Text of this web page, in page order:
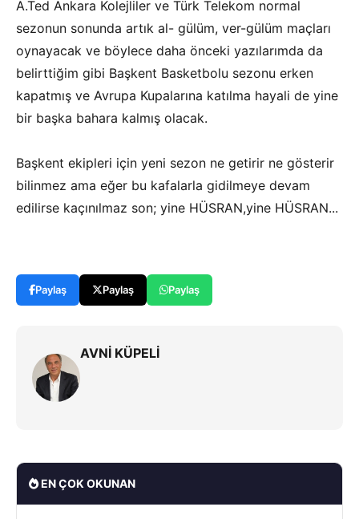
A.Ted Ankara Kolejliler ve Türk Telekom normal
sezonun sonunda artık al- gülüm, ver-gülüm maçları
oynayacak ve böylece daha önceki yazılarımda da
belirttiğim gibi Başkent Basketbolu sezonu erken
kapatmış ve Avrupa Kupalarına katılma hayali de yine
bir başka bahara kalmış olacak.
Başkent ekipleri için yeni sezon ne getirir ne gösterir
bilinmez ama eğer bu kafalarla gidilmeye devam
edilirse kaçınılmaz son; yine HÜSRAN,yine HÜSRAN...
Paylaş Paylaş Paylaş
AVNİ KÜPELİ
EN ÇOK OKUNAN